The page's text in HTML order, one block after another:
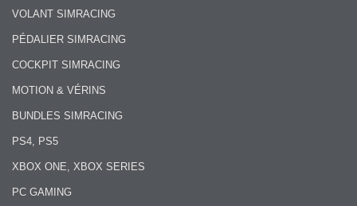
VOLANT SIMRACING
PÉDALIER SIMRACING
COCKPIT SIMRACING
MOTION & VÉRINS
BUNDLES SIMRACING
PS4, PS5
XBOX ONE, XBOX SERIES
PC GAMING